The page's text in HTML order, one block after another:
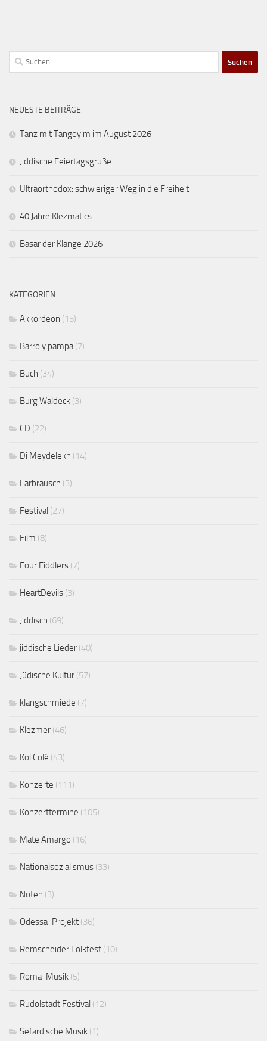
Suchen
nach:
NEUESTE BEITRÄGE
Tanz mit Tangoyim im August 2026
Jiddische Feiertagsgrüße
Ultraorthodox: schwieriger Weg in die Freiheit
40 Jahre Klezmatics
Basar der Klänge 2026
KATEGORIEN
Akkordeon (15)
Barro y pampa(7)
Buch (34)
Burg Waldeck (3)
CD (22)
Di Meydelekh (14)
Farbrausch (3)
Festival (27)
Film (8)
Four Fiddlers (7)
HeartDevils (3)
Jiddisch (69)
jiddische Lieder (40)
Jüdische Kultur (57)
klangschmiede (7)
Klezmer (46)
Kol Colé (43)
Konzerte (111)
Konzerttermine (105)
Mate Amargo (16)
Nationalsozialismus (33)
Noten (3)
Odessa-Projekt (36)
Remscheider Folkfest (10)
Roma-Musik (5)
Rudolstadt Festival (12)
Sefardische Musik (1)